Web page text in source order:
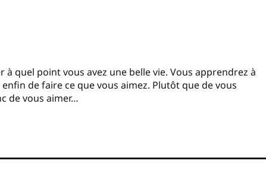
quel point vous avez une belle vie. Vous apprendrez à
de faire ce que vous aimez. Plutôt que de vous
de vous aimer…